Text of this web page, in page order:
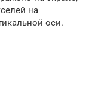
на
оси.